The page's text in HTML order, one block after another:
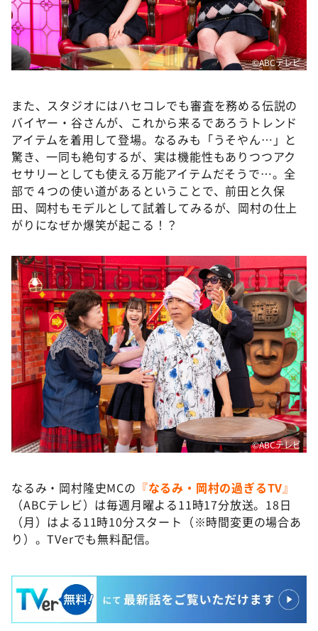
©ABCテレビ
また、スタジオにはハセコレでも審査を務める伝説の
バイヤー・谷さんが、これから来るであろうトレンド
アイテムを着用して登場。なるみも「うそやん…」と
驚き、一同も絶句するが、実は機能性もありつつアク
セサリーとしても使える万能アイテムだそうで…。全
部で４つの使い道があるということで、前田と久保
田、岡村もモデルとして試着してみるが、岡村の仕上
がりになぜか爆笑が起こる！？
©ABCテレビ
なるみ・岡村隆史MCの 『なるみ・岡村の過ぎるTV』
（ABCテレビ）は毎週月曜よる11時17分放送。18日
（月）はよる11時10分スタート（※時間変更の場合あ
り）。TVerでも無料配信。